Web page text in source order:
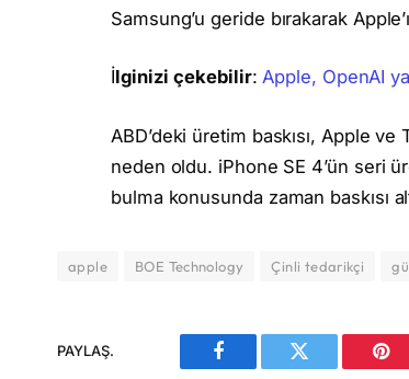
Samsung’u geride bırakarak
İlginizi çekebilir:Apple, OpenAI
ABD’deki üretim baskısı, Apple
neden oldu. iPhone SE 4’ün seri
bulma konusunda zaman baskısı
apple BOE Technology Çinli tedarikçi
PAYLAŞ.
Facebook Twitter